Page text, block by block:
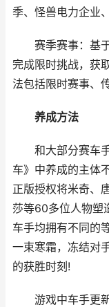
季、怪兽电力企业
赛季赛事：基于
完成限时挑战，获
法包括限时赛事、
养成方法
和大部分赛车手
车》中养成的主体
正版授权将米奇、
莎等60多位人物塑
车手均拥有不同的
一束寒霜，冻结对
的获胜时刻!
游戏中车手更新